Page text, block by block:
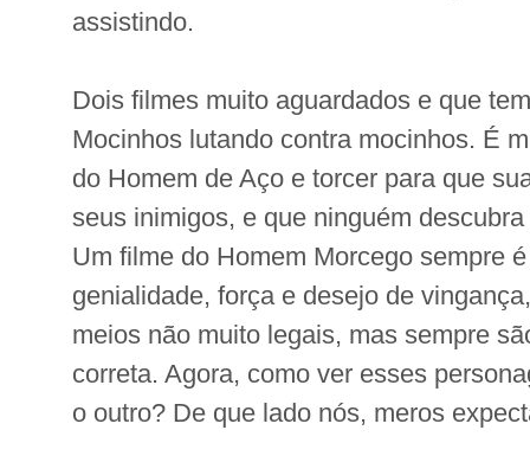
assistindo.
Dois filmes muito aguardados e que
Mocinhos lutando contra mocinhos. É
do Homem de Aço e torcer para que
seus inimigos, e que ninguém
Um filme do Homem Morcego sempre
genialidade, força e desejo de
meios não muito legais, mas sempre
correta. Agora, como ver esses
o outro? De que lado nós, meros